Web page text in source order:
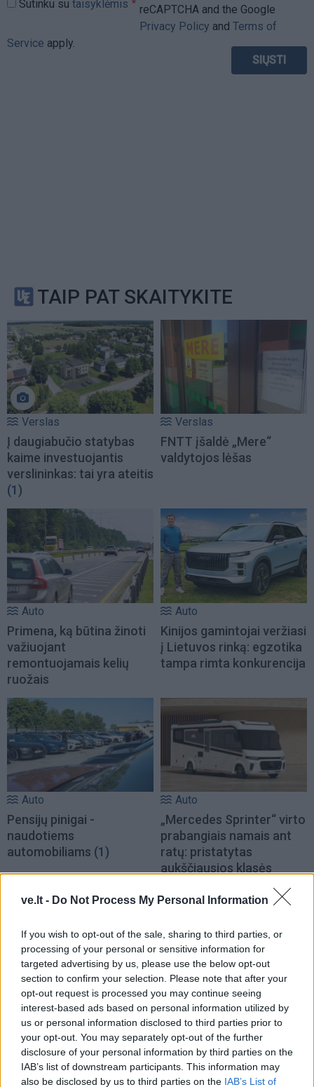
ve.lt - Do Not Process My Personal Information
If you wish to opt-out of the sale, sharing to third parties, or
processing of your personal or sensitive information for
targeted advertising by us, please use the below opt-out
section to confirm your selection. Please note that after your
opt-out request is processed you may continue seeing
interest-based ads based on personal information utilized by
us or personal information disclosed to third parties prior to
your opt-out. You may separately opt-out of the further
disclosure of your personal information by third parties on the
IAB’s list of downstream participants. This information may
also be disclosed by us to third parties on the IAB’s List of
Sutinku su taisyklėmis
reCAPTCHA and the Google
Privacy Policy and Terms of
Service apply.
TAIP PAT SKAITYKITE
Verslas
Į daugiabučio statybas
kaime investuojantis
verslininkas: tai yra ateitis
(1)
Verslas
FNTT įšaldė „Mere“
valdytojos lėšas
Auto
Primena, ką būtina žinoti
važiuojant
remontuojamais kelių
ruožais
Auto
Kinijos gamintojai veržiasi
į Lietuvos rinką: egzotika
tampa rimta konkurencija
Auto
Pensijų pinigai -
naudotiems
automobiliams (1)
Auto
„Mercedes Sprinter“ virto
prabangiais namais ant
ratų: pristatytas
aukščiausios klasės
Technologijos
Proveržis kosmoso
moksle: galingiausias
teleskopas užfiksavo
istorinius Saulės
Verslas
„Enefit“ vadovas palieka
pareigas